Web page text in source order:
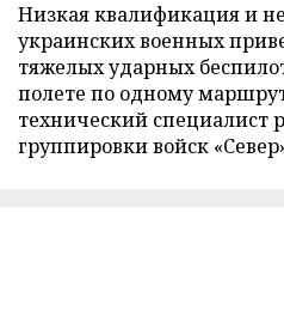
Низкая квалификация и
украинских военных
тяжелых ударных
полете по одному
технический специалист
группировки войск